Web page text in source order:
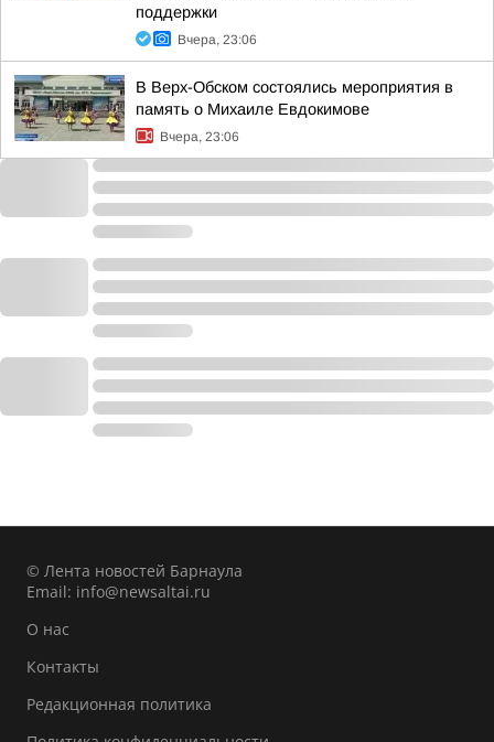
поддержки
Вчера, 23:06
В Верх-Обском состоялись мероприятия в
память о Михаиле Евдокимове
Вчера, 23:06
© Лента новостей Барнаула
Email: info@newsaltai.ru
О нас
Контакты
Редакционная политика